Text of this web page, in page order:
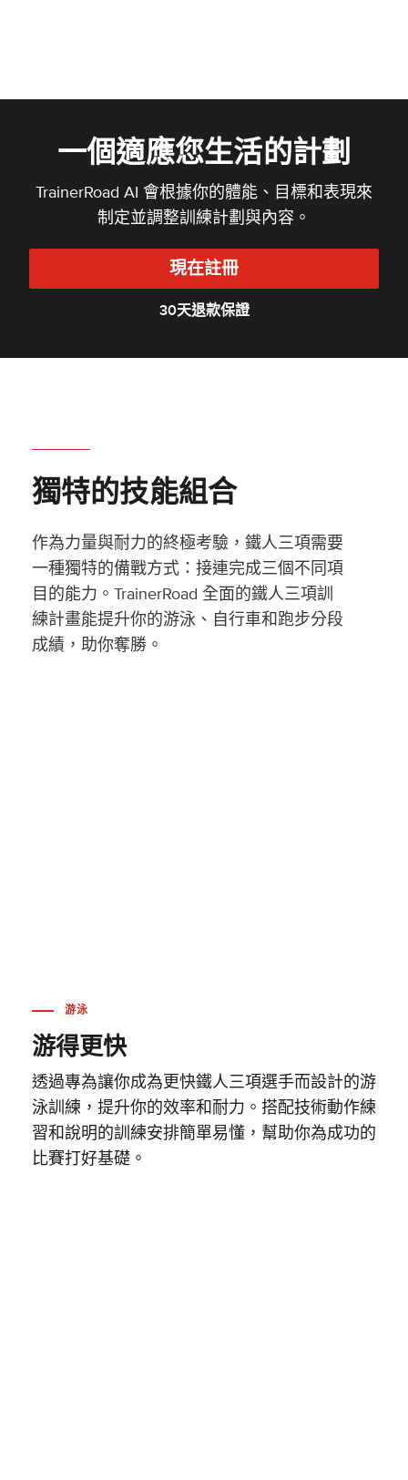
一個適應您生活的計劃
TrainerRoad AI 會根據你的體能、目標和表現來
制定並調整訓練計劃與內容。
現在註冊
30天退款保證
獨特的技能組合
作為力量與耐力的終極考驗，鐵人三項需要
一種獨特的備戰方式：接連完成三個不同項
目的能力。TrainerRoad 全面的鐵人三項訓
練計畫能提升你的游泳、自行車和跑步分段
成績，助你奪勝。
游泳
游得更快
透過專為讓你成為更快鐵人三項選手而設計的游
泳訓練，提升你的效率和耐力。搭配技術動作練
習和說明的訓練安排簡單易懂，幫助你為成功的
比賽打好基礎。